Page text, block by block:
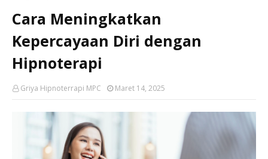
Cara Meningkatkan
Kepercayaan Diri dengan
Hipnoterapi
Griya Hipnoterrapi MPC Maret 14, 2025